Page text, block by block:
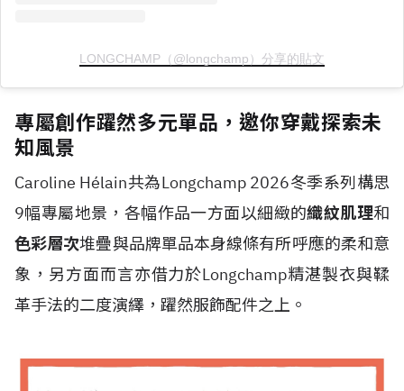
LONGCHAMP（@longchamp）分享的貼文
專屬創作躍然多元單品，邀你穿戴探索未
知風景
Caroline Hélain共為Longchamp 2026冬季系列構思
9幅專屬地景，各幅作品一方面以細緻的織紋肌理和
色彩層次堆疊與品牌單品本身線條有所呼應的柔和意
象，另方面而言亦借力於Longchamp精湛製衣與鞣
革手法的二度演繹，躍然服飾配件之上。